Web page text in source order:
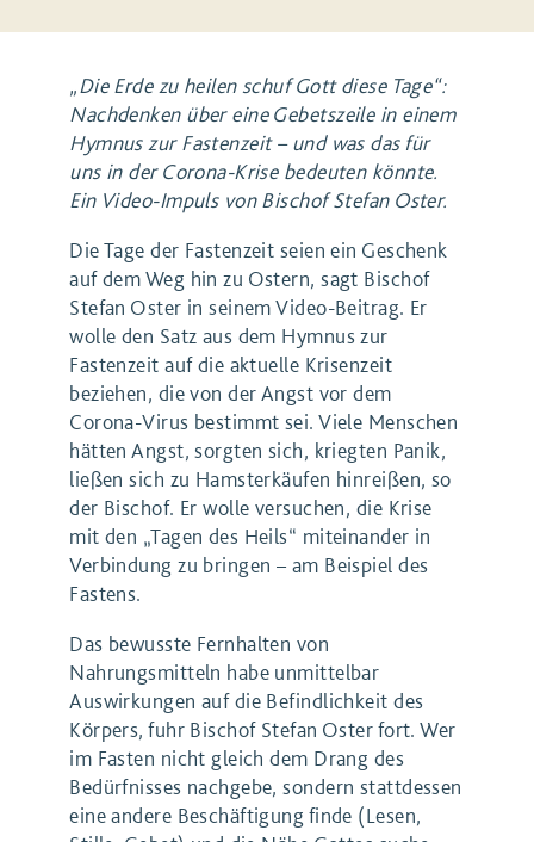
„Die Erde zu heilen schuf Gott diese Tage“:
Nachdenken über eine Gebetszeile in einem
Hymnus zur Fastenzeit – und was das für
uns in der Corona-Krise bedeuten könnte.
Ein Video-Impuls von Bischof Stefan Oster.
Die Tage der Fastenzeit seien ein Geschenk
auf dem Weg hin zu Ostern, sagt Bischof
Stefan Oster in seinem Video-Beitrag. Er
wolle den Satz aus dem Hymnus zur
Fastenzeit auf die aktuelle Krisenzeit
beziehen, die von der Angst vor dem
Corona-Virus bestimmt sei. Viele Menschen
hätten Angst, sorgten sich, kriegten Panik,
ließen sich zu Hamsterkäufen hinreißen, so
der Bischof. Er wolle versuchen, die Krise
mit den „Tagen des Heils“ miteinander in
Verbindung zu bringen – am Beispiel des
Fastens.
Das bewusste Fernhalten von
Nahrungsmitteln habe unmittelbar
Auswirkungen auf die Befindlichkeit des
Körpers, fuhr Bischof Stefan Oster fort. Wer
im Fasten nicht gleich dem Drang des
Bedürfnisses nachgebe, sondern stattdessen
eine andere Beschäftigung finde (Lesen,